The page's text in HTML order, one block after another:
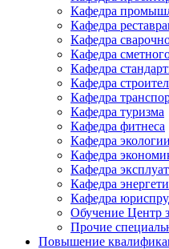
Кафедра
Кафедра
Кафедра
Кафедра
Кафедра
Кафедра
Кафедра
Кафедра туризма
Кафедра фитнеса
Кафедра экологии
Кафедра
Кафедра
Кафедра
Кафедра
Обучение Центр
Прочие
Повышение